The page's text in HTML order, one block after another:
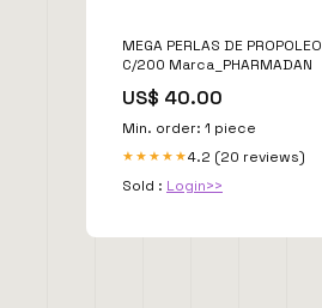
MEGA PERLAS DE PROPOLEO
C/200 Marca_PHARMADAN
US$ 40.00
Min. order: 1 piece
★★★★★4.2 (20 reviews)
Sold : Login>>